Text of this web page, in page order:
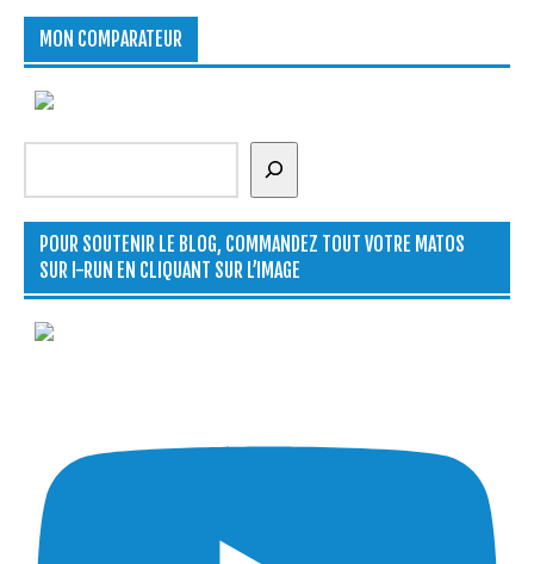
MON COMPARATEUR
Rechercher
POUR SOUTENIR LE BLOG, COMMANDEZ TOUT VOTRE MATOS
SUR I-RUN EN CLIQUANT SUR L’IMAGE